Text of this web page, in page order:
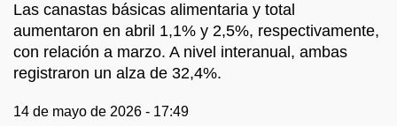
Las canastas básicas alimentaria y total
aumentaron en abril 1,1% y 2,5%, respectivamente,
con relación a marzo. A nivel interanual, ambas
registraron un alza de 32,4%.
14 de mayo de 2026 - 17:49